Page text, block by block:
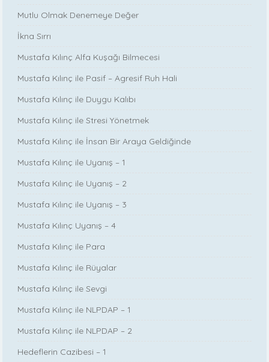
Mutlu Olmak Denemeye Değer
İkna Sırrı
Mustafa Kılınç Alfa Kuşağı Bilmecesi
Mustafa Kılınç ile Pasif – Agresif Ruh Hali
Mustafa Kılınç ile Duygu Kalıbı
Mustafa Kılınç ile Stresi Yönetmek
Mustafa Kılınç ile İnsan Bir Araya Geldiğinde
Mustafa Kılınç ile Uyanış – 1
Mustafa Kılınç ile Uyanış – 2
Mustafa Kılınç ile Uyanış – 3
Mustafa Kılınç Uyanış – 4
Mustafa Kılınç ile Para
Mustafa Kılınç ile Rüyalar
Mustafa Kılınç ile Sevgi
Mustafa Kılınç ile NLPDAP – 1
Mustafa Kılınç ile NLPDAP – 2
Hedeflerin Cazibesi – 1